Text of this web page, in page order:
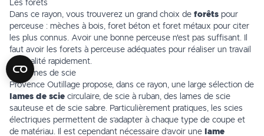
Les forets
Dans ce rayon, vous trouverez un grand choix de forêts pour
perceuse : mèches à bois, foret béton et foret métaux pour citer
les plus connus. Avoir une bonne perceuse n'est pas suffisant. Il
faut avoir les forets à perceuse adéquates pour réaliser un travail
de qualité rapidement.
Les lames de scie
Provence Outillage propose, dans ce rayon, une large sélection de
lames de scie circulaire, de scie à ruban, des lames de scie
sauteuse et de scie sabre. Particulièrement pratiques, les scies
électriques permettent de s’adapter à chaque type de coupe et
de matériau. Il est cependant nécessaire d’avoir une
lame